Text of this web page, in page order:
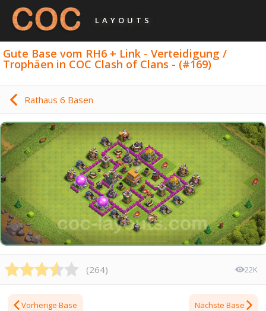
LAYOUTS
Gute Base vom RH6 + Link - Verteidigung /
Trophäen in COC Clash of Clans - (#169)
Rathaus 6 Basen
(264) 22K
Vorherige Base Nächste Base